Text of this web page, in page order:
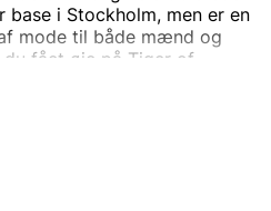
i Stockholm, men er en
mode til både mænd og
fået øje på Tiger of
Vi tilbyder Tiger of
er som regel